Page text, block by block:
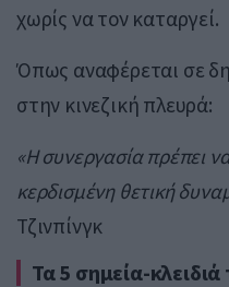
χωρίς να τον καταργεί.
Όπως αναφέρεται σε
στην κινεζική πλευρά:
«Η συνεργασία πρέπει
κερδισμένη θετική
Τζινπίνγκ
Τα 5 σημεία-